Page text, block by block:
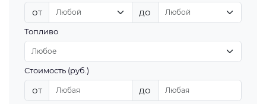
от до
Топливо
Стоимость (руб.)
от до